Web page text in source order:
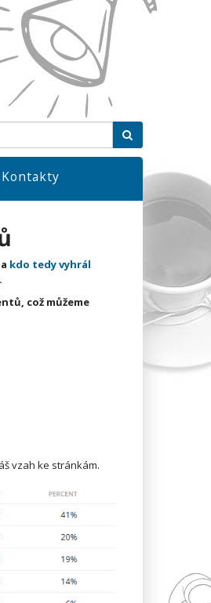
Kontakty
kdo tedy vyhrál
což můžeme
vzah ke stránkám.